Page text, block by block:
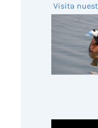
Visita